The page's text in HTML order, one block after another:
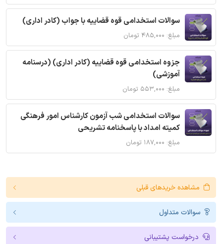
سوالات استخدامی قوه قضاییه با جواب (کادر اداری)
مبلغ: ۴۸۵,۰۰۰ تومان
جزوه استخدامی قوه قضاییه (کادر اداری) (درسنامه
آموزشی)
مبلغ: ۵۵۳,۰۰۰ تومان
سوالات استخدامی شب آزمون کارشناس امور فرهنگی
کمیته امداد با پاسخنامه تشریحی
مبلغ: ۱۸۷,۰۰۰ تومان
مشاهده خریدهای قبلی
سوالات متداول
درخواست پشتیبانی